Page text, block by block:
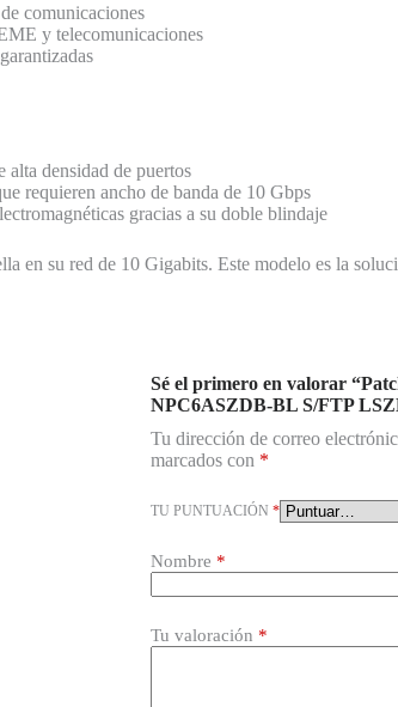
comunicaciones
y telecomunicaciones
alta densidad de puertos
requieren ancho de banda de 10 Gbps
gracias a su doble blindaje
en su red de 10 Gigabits. Este modelo es la
Sé el primero en valorar
NPC6ASZDB-BL S/FTP
Tu dirección de correo
marcados con *
TU PUNTUACIÓN *
Nombre *
Tu valoración *